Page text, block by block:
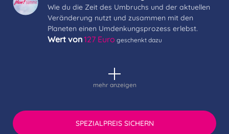
Wie du die Zeit des Umbruchs und der aktuellen
Veränderung nutzt und zusammen mit den
Planeten einen Umdenkungsprozess erlebst.
Wert von127 Euro geschenkt dazu
mehr anzeigen
SPEZIALPREIS SICHERN